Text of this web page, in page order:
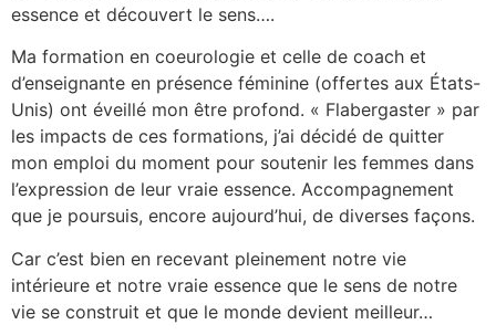
essence et découvert le sens….
Ma formation en coeurologie et celle de coach et
d’enseignante en présence féminine (offertes aux États-
Unis) ont éveillé mon être profond. « Flabergaster » par
les impacts de ces formations, j’ai décidé de quitter
mon emploi du moment pour soutenir les femmes dans
l’expression de leur vraie essence. Accompagnement
que je poursuis, encore aujourd’hui, de diverses façons.
Car c’est bien en recevant pleinement notre vie
intérieure et notre vraie essence que le sens de notre
vie se construit et que le monde devient meilleur…